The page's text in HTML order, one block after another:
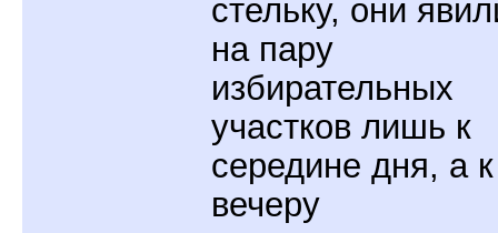
стельку, они
на пару
избирательных
участков лишь к
середине дня, а к
вечеру